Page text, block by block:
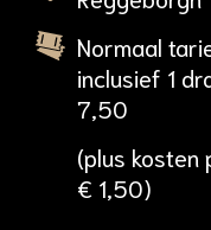
Normaal
inclusief 1
7,50
(plus kosten
€ 1,50)